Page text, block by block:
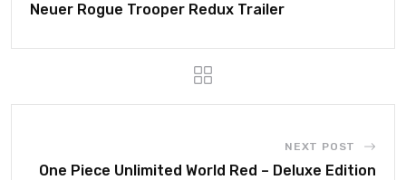
Neuer Rogue Trooper Redux Trailer
NEXT POST
One Piece Unlimited World Red – Deluxe Edition